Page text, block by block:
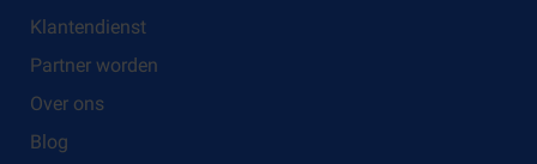
Klantendienst
Partner worden
Over ons
Blog